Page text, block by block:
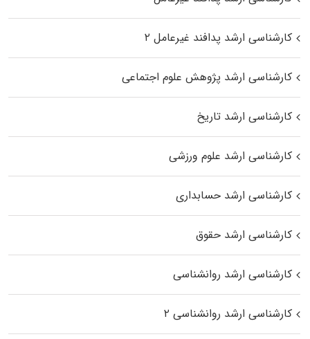
کارشناسی ارشد پدافند غیرعامل ۲
کارشناسی ارشد پژوهش علوم اجتماعی
کارشناسی ارشد تاریخ
کارشناسی ارشد علوم ورزشی
کارشناسی ارشد حسابداری
کارشناسی ارشد حقوق
کارشناسی ارشد روانشناسی
کارشناسی ارشد روانشناسی ۲